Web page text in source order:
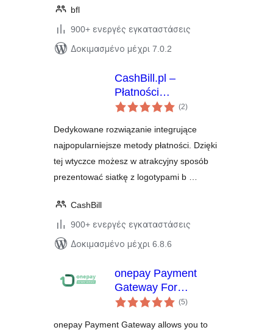
bfl
900+ ενεργές εγκαταστάσεις
Δοκιμασμένο μέχρι 7.0.2
CashBill.pl –
Płatności
WooCommerce
(2αξιολογήσεις
σύνολο
)
Dedykowane rozwiązanie integrujące
najpopularniejsze metody płatności. Dzięki
tej wtyczce możesz w atrakcyjny sposób
prezentować siatkę z logotypami b …
CashBill
900+ ενεργές εγκαταστάσεις
Δοκιμασμένο μέχρι 6.8.6
onepay Payment
Gateway For
WooCommerce
(5αξιολογήσεις
σύνολο
)
onepay Payment Gateway allows you to